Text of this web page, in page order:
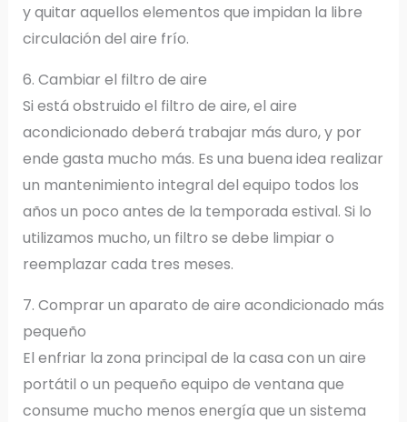
y quitar aquellos elementos que impidan la libre
circulación del aire frío.
6. Cambiar el filtro de aire
Si está obstruido el filtro de aire, el aire
acondicionado deberá trabajar más duro, y por
ende gasta mucho más. Es una buena idea realizar
un mantenimiento integral del equipo todos los
años un poco antes de la temporada estival. Si lo
utilizamos mucho, un filtro se debe limpiar o
reemplazar cada tres meses.
7. Comprar un aparato de aire acondicionado más
pequeño
El enfriar la zona principal de la casa con un aire
portátil o un pequeño equipo de ventana que
consume mucho menos energía que un sistema